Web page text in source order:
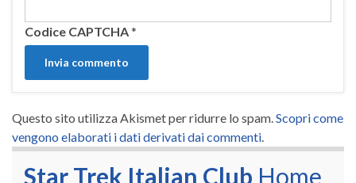
Codice CAPTCHA*
Questo sito utilizza Akismet per ridurre lo spam.Scopri come
vengono elaborati i dati derivati dai commenti.
Star Trek Italian Club Home